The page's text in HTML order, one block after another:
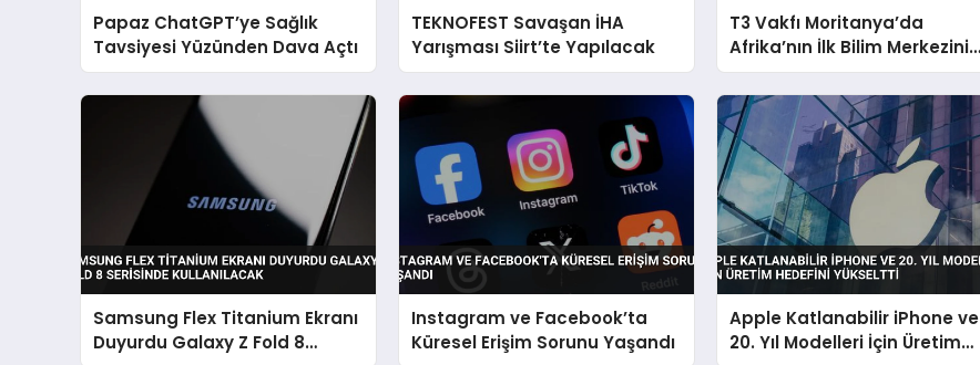
Papaz ChatGPT’ye Sağlık
Tavsiyesi Yüzünden Dava Açtı
TEKNOFEST Savaşan İHA
Yarışması Siirt’te Yapılacak
T3 Vakfı Moritanya’da
Afrika’nın İlk Bilim Merkezini
Açtı
Samsung Flex Titanium Ekranı
Duyurdu Galaxy Z Fold 8
Instagram ve Facebook’ta
Küresel Erişim Sorunu Yaşandı
Apple Katlanabilir iPhone ve
20. Yıl Modelleri İçin Üretim